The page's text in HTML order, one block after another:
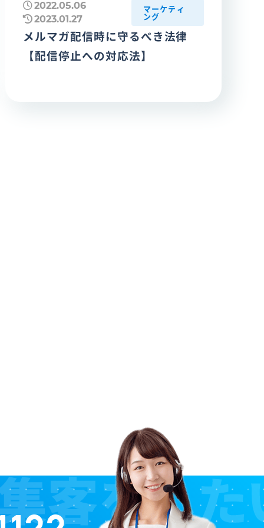
2022.05.06
2023.01.27
マーケティ
ング
メルマガ配信時に守るべき法律
【配信停止への対応法】